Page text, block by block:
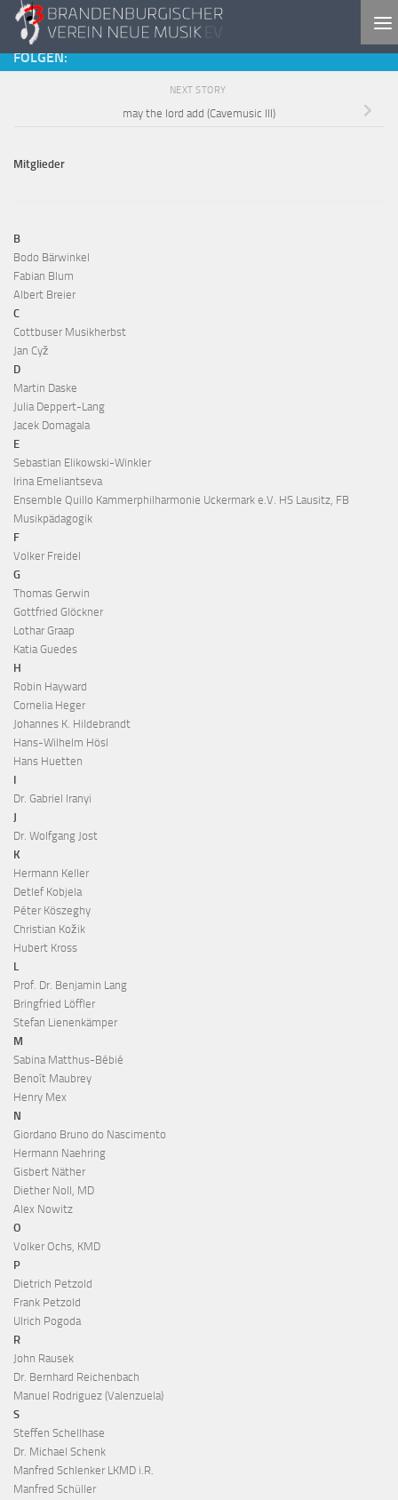
Skip to content
FOLGEN:
NEXT STORY
may the lord add (Cavemusic III)
Mitglieder
B
Bodo Bärwinkel
Fabian Blum
Albert Breier
C
Cottbuser Musikherbst
Jan Cyž
D
Martin Daske
Julia Deppert-Lang
Jacek Domagala
E
Sebastian Elikowski-Winkler
Irina Emeliantseva
Ensemble Quillo Kammerphilharmonie Uckermark e.V. HS Lausitz, FB
Musikpädagogik
F
Volker Freidel
G
Thomas Gerwin
Gottfried Glöckner
Lothar Graap
Katia Guedes
H
Robin Hayward
Cornelia Heger
Johannes K. Hildebrandt
Hans-Wilhelm Hösl
Hans Huetten
I
Dr. Gabriel Iranyi
J
Dr. Wolfgang Jost
K
Hermann Keller
Detlef Kobjela
Péter Köszeghy
Christian Kožik
Hubert Kross
L
Prof. Dr. Benjamin Lang
Bringfried Löffler
Stefan Lienenkämper
M
Sabina Matthus-Bébié
Benoît Maubrey
Henry Mex
N
Giordano Bruno do Nascimento
Hermann Naehring
Gisbert Näther
Diether Noll, MD
Alex Nowitz
O
Volker Ochs, KMD
P
Dietrich Petzold
Frank Petzold
Ulrich Pogoda
R
John Rausek
Dr. Bernhard Reichenbach
Manuel Rodriguez (Valenzuela)
S
Steffen Schellhase
Dr. Michael Schenk
Manfred Schlenker LKMD i.R.
Manfred Schüller